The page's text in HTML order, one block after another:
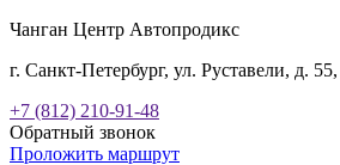
Чанган Центр Автопродикс
г. Санкт-Петербург, ул. Руставели, д.
+7 (812) 210-91-48
Обратный звонок
Проложить маршрут